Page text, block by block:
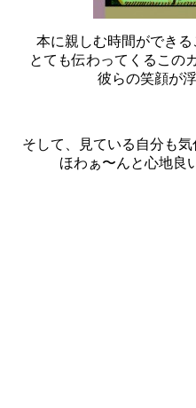
本に親しむ時間ができる
とても伝わってくるこの
彼らの笑顔が
そして、見ている自分も気
ほわぁ〜んと心地良